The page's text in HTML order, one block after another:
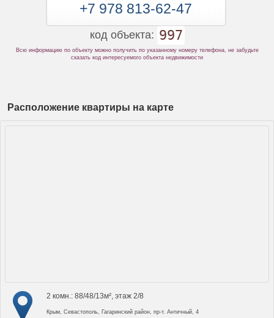
+7 978 813-62-47
код объекта: 997
Всю информацию по объекту можно получить по указанному номеру телефона, не забудьте
сказать код интересуемого объекта недвижимости
Расположение квартиры на карте
2 комн.: 88/48/13м², этаж 2/8
Крым, Севастополь, Гагаринский район, пр-т. Античный, 4